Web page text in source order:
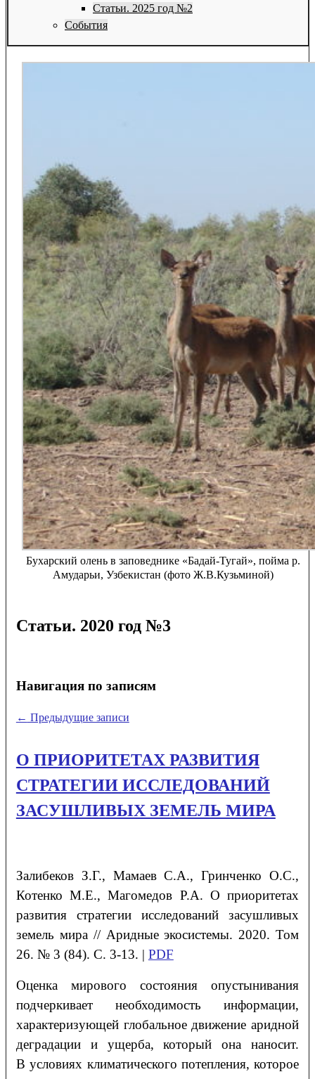
Статьи. 2025 год №2
События
Бухарский олень в заповеднике «Бадай-Тугай», пойма р.
Амударьи, Узбекистан (фото Ж.В.Кузьминой)
Статьи. 2020 год №3
Навигация по записям
← Предыдущие записи
О ПРИОРИТЕТАХ РАЗВИТИЯ
СТРАТЕГИИ ИССЛЕДОВАНИЙ
ЗАСУШЛИВЫХ ЗЕМЕЛЬ МИРА
Залибеков З.Г., МамаевС.А., ГринченкоО.С.,
КотенкоМ.Е., Магомедов Р.А. О приоритетах
развития стратегии исследований засушливых
земель мира // Аридные экосистемы. 2020. Том
26. № 3 (84). С. 3-13. | PDF
Оценка мирового состояния опустынивания
подчеркивает необходимость информации,
характеризующей глобальное движение аридной
деградации и ущерба, который она наносит.
В условиях климатического потепления, которое